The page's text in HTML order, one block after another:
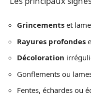
Grincements et
Rayures profondes
Décoloration
Gonflements ou
Fentes, échardes ou